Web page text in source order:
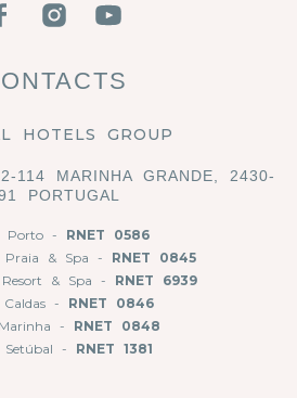
HOTELS GROUP
114 MARINHA GRANDE, 2430-
PORTUGAL
Porto - RNET 0586
Praia & Spa - RNET 0845
& Spa - RNET 6939
Caldas -
RNET 0846
-
RNET 0848
Setúbal - RNET 1381